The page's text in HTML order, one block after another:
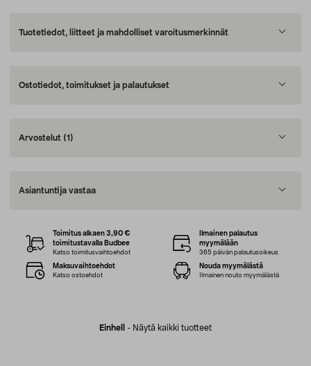
Tuotetiedot, liitteet ja mahdolliset varoitusmerkinnät
Ostotiedot, toimitukset ja palautukset
Arvostelut (1)
Asiantuntija vastaa
Einhell - Näytä kaikki tuotteet
Toimitus alkaen 3,90 €
toimitustavalla Budbee
Katso toimitusvaihtoehdot
Ilmainen palautus
myymälään
365 päivän palautusoikeus
Maksuvaihtoehdot
Katso ostoehdot
Nouda myymälästä
Ilmainen nouto myymälästä